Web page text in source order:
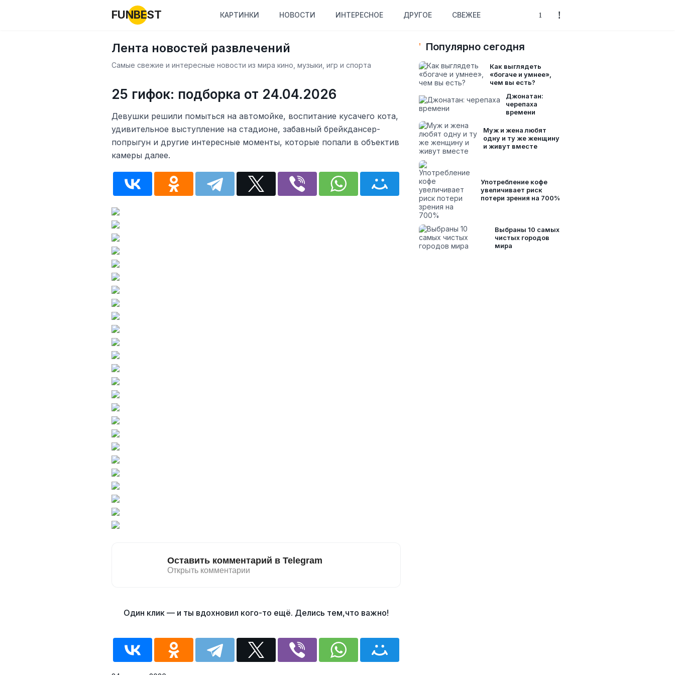
FUNBEST КАРТИНКИ НОВОСТИ ИНТЕРЕСНОЕ ДРУГОЕ СВЕЖЕЕ
Лента новостей развлечений
Самые свежие и интересные новости из мира кино, музыки, игр и спорта
25 гифок: подборка от 24.04.2026
Девушки решили помыться на автомойке, воспитание кусачего кота,
удивительное выступление на стадионе, забавный брейкдансер-
попрыгун и другие интересные моменты, которые попали в объектив
камеры далее.
Популярно сегодня
Как выглядеть
«богаче и умнее»,
чем вы есть?
Джонатан:
черепаха
времени
Муж и жена любят
одну и ту же женщину
и живут вместе
Употребление кофе
увеличивает риск
потери зрения на 700%
Выбраны 10 самых
чистых городов
мира